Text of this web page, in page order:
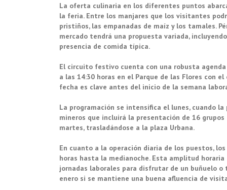
La oferta culinaria en los diferentes puntos
la feria. Entre los manjares que los visitantes
pristiños, las empanadas de maíz y los tamales.
mercado tendrá una propuesta variada,
presencia de comida típica.
El circuito festivo cuenta con una robusta
a las 14:30 horas en el Parque de las Flores con
fecha es clave antes del inicio de la semana
La programación se intensifica el lunes, cuando
mineros que incluirá la presentación de 16
martes, trasladándose a la plaza Urbana.
En cuanto a la operación diaria de los puestos,
horas hasta la medianoche. Esta amplitud
jornadas laborales para disfrutar de un buñuelo
enero si se mantiene una buena afluencia de